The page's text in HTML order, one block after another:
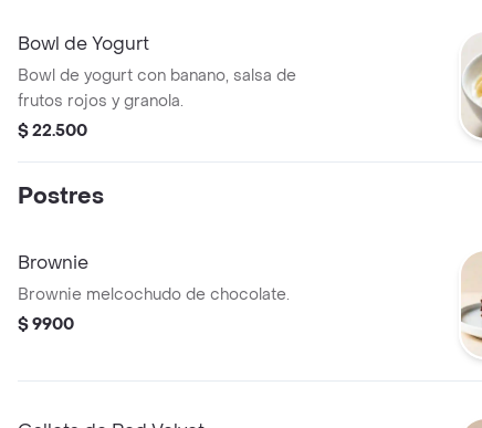
Bowl de Yogurt
Bowl de yogurt con banano, salsa de
frutos rojos y granola.
$ 22.500
Postres
Brownie
Brownie melcochudo de chocolate.
$ 9900